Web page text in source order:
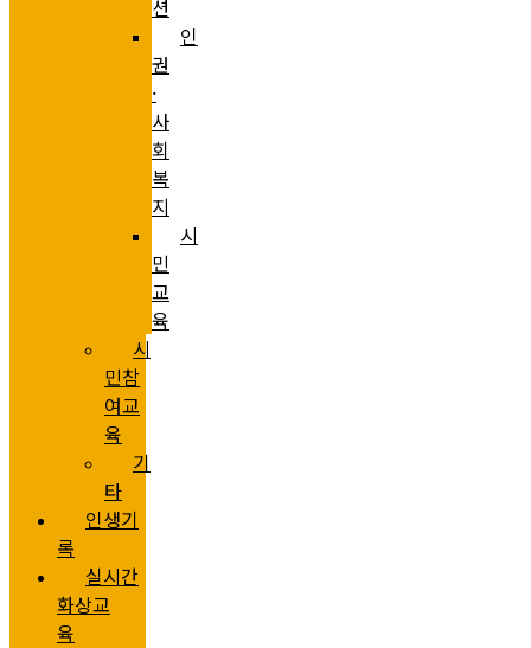
션
인
권
·
사
회
복
지
시
민
교
육
시
민참
여교
육
기
타
인생기
록
실시간
화상교
육